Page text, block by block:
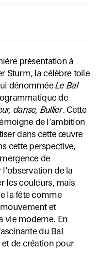
présentation à
Sturm, la célèbre toile
dénomméeLe Bal
de
danse, Bullier. Cette
de l’ambition
dans cette œuvre
cette perspective,
de
de la
les couleurs, mais
la fête comme
et
vie moderne. En
du Bal
de création pour